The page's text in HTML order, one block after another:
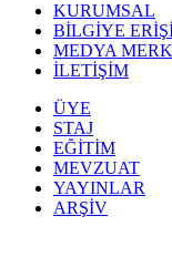
KURUMSAL
BİLGİYE
MEDYA
İLETİŞİM
ÜYE
STAJ
EĞİTİM
MEVZUAT
YAYINLAR
ARŞİV